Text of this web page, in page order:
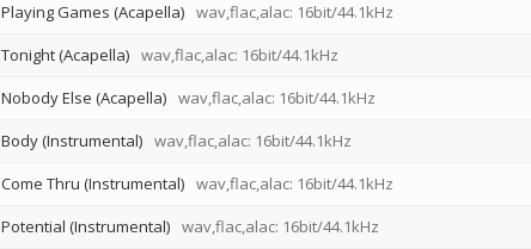
Playing Games (Acapella) wav,flac,alac: 16bit/44.1kHz
Tonight (Acapella) wav,flac,alac: 16bit/44.1kHz
Nobody Else (Acapella) wav,flac,alac: 16bit/44.1kHz
Body (Instrumental) wav,flac,alac: 16bit/44.1kHz
Come Thru (Instrumental) wav,flac,alac: 16bit/44.1kHz
Potential (Instrumental) wav,flac,alac: 16bit/44.1kHz